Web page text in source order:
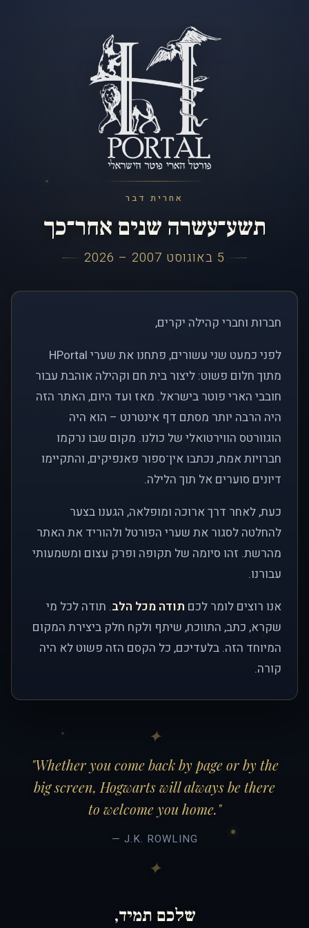
אחרית דבר
תשע־עשרה שנים אחר־כך
5 באוגוסט 2007 – 2026
חברות וחברי קהילה יקרים,
לפני כמעט שני עשורים, פתחנו את שערי HPortal
מתוך חלום פשוט: ליצור בית חם וקהילה אוהבת עבור
חובבי הארי פוטר בישראל. מאז ועד היום, האתר הזה
היה הרבה יותר מסתם דף אינטרנט – הוא היה
הוגוורטס הווירטואלי של כולנו. מקום שבו נרקמו
חברויות אמת, נכתבו אין־ספור פאנפיקים, והתקיימו
דיונים סוערים אל תוך הלילה.
כעת, לאחר דרך ארוכה ומופלאה, הגענו בצער
להחלטה לסגור את שערי הפורטל ולהוריד את האתר
מהרשת. זהו סיומה של תקופה ופרק עצום ומשמעותי
עבורנו.
אנו רוצים לומר לכם תודה מכל הלב. תודה לכל מי
שקרא, כתב, התווכח, שיתף ולקח חלק ביצירת המקום
המיוחד הזה. בלעדיכם, כל הקסם הזה פשוט לא היה
קורה.
"Whether you come back by page or by the
big screen, Hogwarts will always be there
to welcome you home."
— J.K. ROWLING
שלכם תמיד,